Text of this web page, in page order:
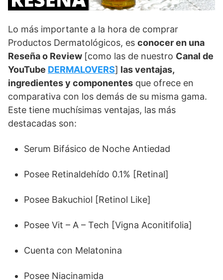
Lo más importante a la hora de comprar
Productos Dermatológicos, es conocer en una
Reseña o Review [como las de nuestro Canal de
YouTube DERMALOVERS] las ventajas,
ingredientes y componentes que ofrece en
comparativa con los demás de su misma gama.
Este tiene muchísimas ventajas, las más
destacadas son:
Serum Bifásico de Noche Antiedad
Posee Retinaldehído 0.1% [Retinal]
Posee Bakuchiol [Retinol Like]
Posee Vit – A – Tech [Vigna Aconitifolia]
Cuenta con Melatonina
Posee Niacinamida